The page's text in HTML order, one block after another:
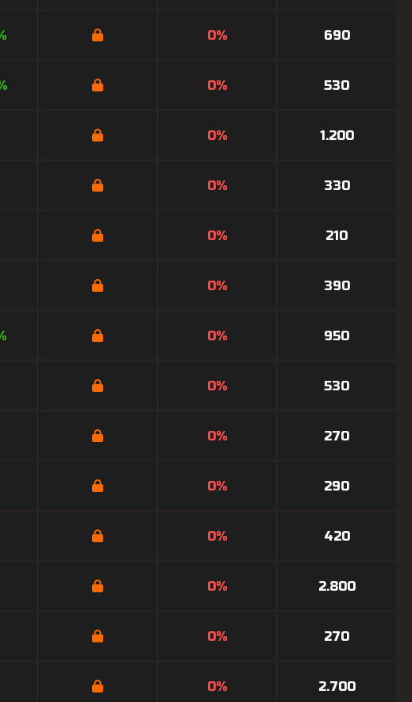
0% 690
0% 530
0% 1.200
0% 330
0% 210
0% 390
0% 950
0% 530
0% 270
0% 290
0% 420
0% 2.800
0% 270
0% 2.700